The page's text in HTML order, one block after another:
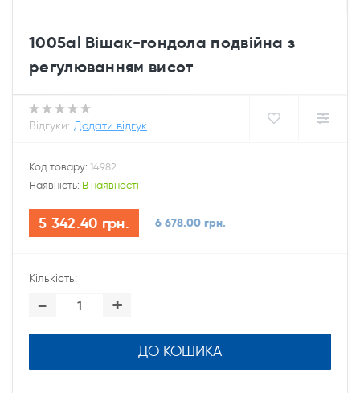
1005al Вішак-гондола подвійна з
регулюванням висот
Відгуки: Додати відгук
Код товару: 14982
Наявність: В наявності
5 342.40 грн. 6 678.00 грн.
Кількість:
- +
ДО КОШИКА